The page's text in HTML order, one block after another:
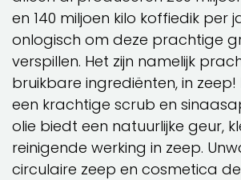
en 140 miljoen kilo koffiedik per
onlogisch om deze prachtige
verspillen. Het zijn namelijk
bruikbare ingrediënten, in
een krachtige scrub en
olie biedt een natuurlijke geur,
reinigende werking in zeep.
circulaire zeep en cosmetica